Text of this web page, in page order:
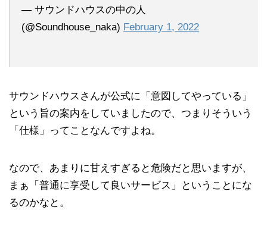
— サウンドハウスの中の人
(@Soundhouse_naka) February 1, 2022
サウンドハウスさんが公式に「意図してやっている」
という旨の案内をしていましたので、つまりそういう
「仕様」ってことなんですよね。
なので、あまりに甘えすぎると危険だと思いますが、
まぁ「普通に享受して良いサービス」ということにな
るのかなと。